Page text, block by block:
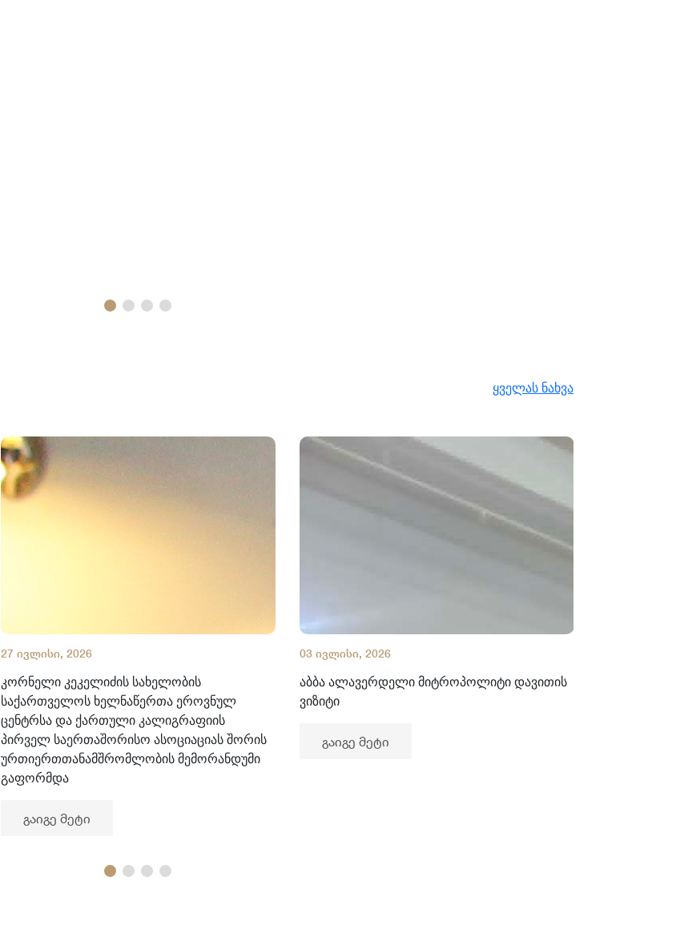
ყველას ნახვა
27 ივლისი, 2026
კორნელი კეკელიძის სახელობის
საქართველოს ხელნაწერთა ეროვნულ
ცენტრსა და ქართული კალიგრაფიის
პირველ საერთაშორისო ასოციაციას შორის
ურთიერთთანამშრომლობის მემორანდუმი
გაფორმდა
გაიგე მეტი
03 ივლისი, 2026
აბბა ალავერდელი მიტროპოლიტი დავითის
ვიზიტი
გაიგე მეტი